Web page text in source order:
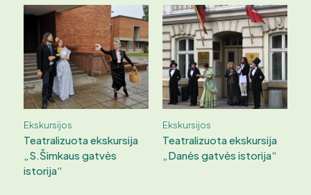
Ekskursijos
Teatralizuota ekskursija
„S.Šimkaus gatvės
istorija“
Ekskursijos
Teatralizuota ekskursija
„Danės gatvės istorija“